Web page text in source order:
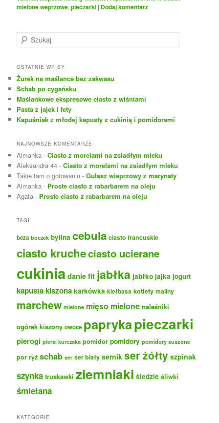
mielone weprzowe,pieczarki | Dodaj komentarz
z
k
a
j
OSTATNIE WPISY
Żurek na maślance bez zakwasu
Schab po cygańsku
Maślankowe ekspresowe ciasto z wiśniami
Pasta z jajek i fety
Kapuśniak z młodej kapusty z cukinią i pomidorami
NAJNOWSZE KOMENTARZE
Almanka -Ciasto z morelami na zsiadłym mleku
Aleksandra 44 -Ciasto z morelami na zsiadłym mleku
Takie tam o gotowaniu -Gulasz wieprzowy z marynaty
Almanka - Proste ciasto z rabarbarem na oleju
Agata - Proste ciasto z rabarbarem na oleju
TAGI
beza boczek bylina cebula ciasto francuskie
ciasto krucheciasto ucierane
cukiniadanie fit jabłka jabłko jajka jogurt
kapusta kiszona karkówka kiełbasa kotlety maliny
marchew mielone mięso mielone naleśniki
ogórek kiszony owoce paprykapieczarki
pierogi piersi kurczaka pomidor pomidory pomidory suszone
por ryż schab ser ser biały sernik ser żółty szpinak
szynka truskawki ziemniaki śledzie śliwki
śmietana
KATEGORIE